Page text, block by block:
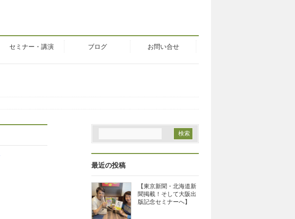
セミナー・講演 ブログ お問い合せ
最近の投稿
【東京新聞・北海道新
聞掲載！そして大阪出
版記念セミナーへ】